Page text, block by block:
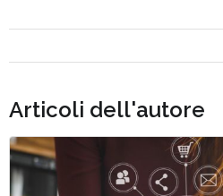
Articoli dell'autore